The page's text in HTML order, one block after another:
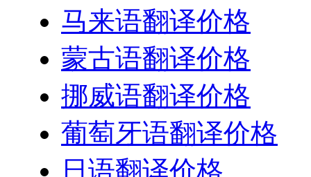
马来语翻译价格
蒙古语翻译价格
挪威语翻译价格
葡萄牙语翻译价格
日语翻译价格